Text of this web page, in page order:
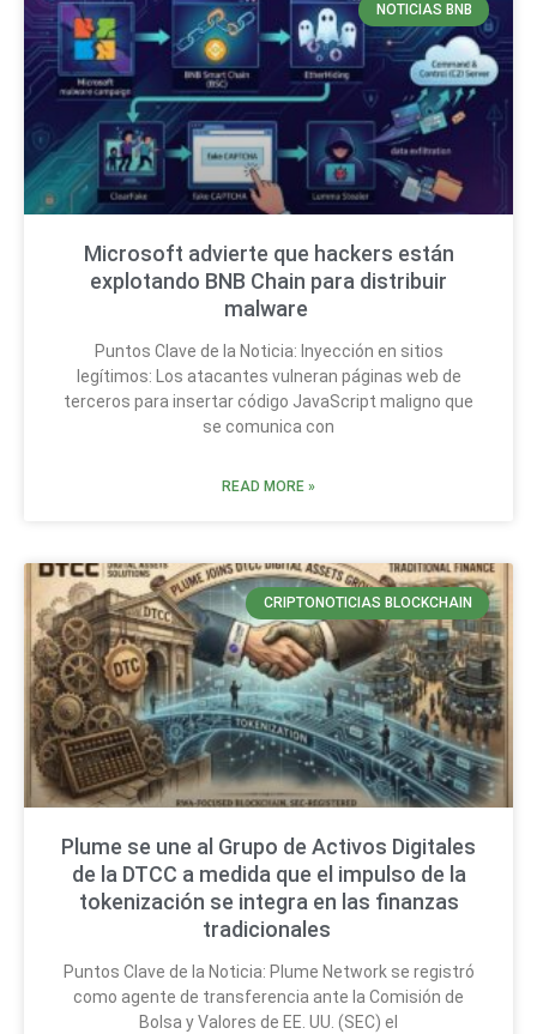
NOTICIAS BNB
Microsoft advierte que hackers están
explotando BNB Chain para distribuir
malware
Puntos Clave de la Noticia: Inyección en sitios
legítimos: Los atacantes vulneran páginas web de
terceros para insertar código JavaScript maligno que
se comunica con
READ MORE »
CRIPTONOTICIAS BLOCKCHAIN
Plume se une al Grupo de Activos Digitales
de la DTCC a medida que el impulso de la
tokenización se integra en las finanzas
tradicionales
Puntos Clave de la Noticia: Plume Network se registró
como agente de transferencia ante la Comisión de
Bolsa y Valores de EE. UU. (SEC) el